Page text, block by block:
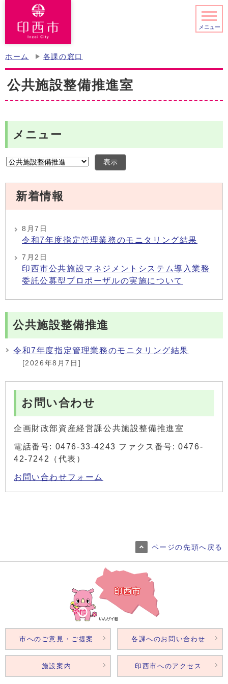
メニュー
ホーム 各課の窓口
公共施設整備推進室
メニュー
表示
新着情報
8月7日
令和7年度指定管理業務のモニタリング結果
7月2日
印西市公共施設マネジメントシステム導入業務
委託公募型プロポーザルの実施について
公共施設整備推進
令和7年度指定管理業務のモニタリング結果
[2026年8月7日]
お問い合わせ
企画財政部資産経営課公共施設整備推進室
電話番号: 0476-33-4243 ファクス番号: 0476-
42-7242（代表）
お問い合わせフォーム
ページの先頭へ戻る
市へのご意見・ご提案 各課へのお問い合わせ
施設案内 印西市へのアクセス